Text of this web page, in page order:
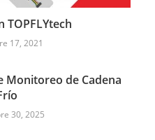
TOPFLYtech
17, 2021
Monitoreo de Cadena
30, 2025